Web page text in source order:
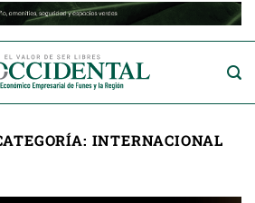
INTERNACIONAL